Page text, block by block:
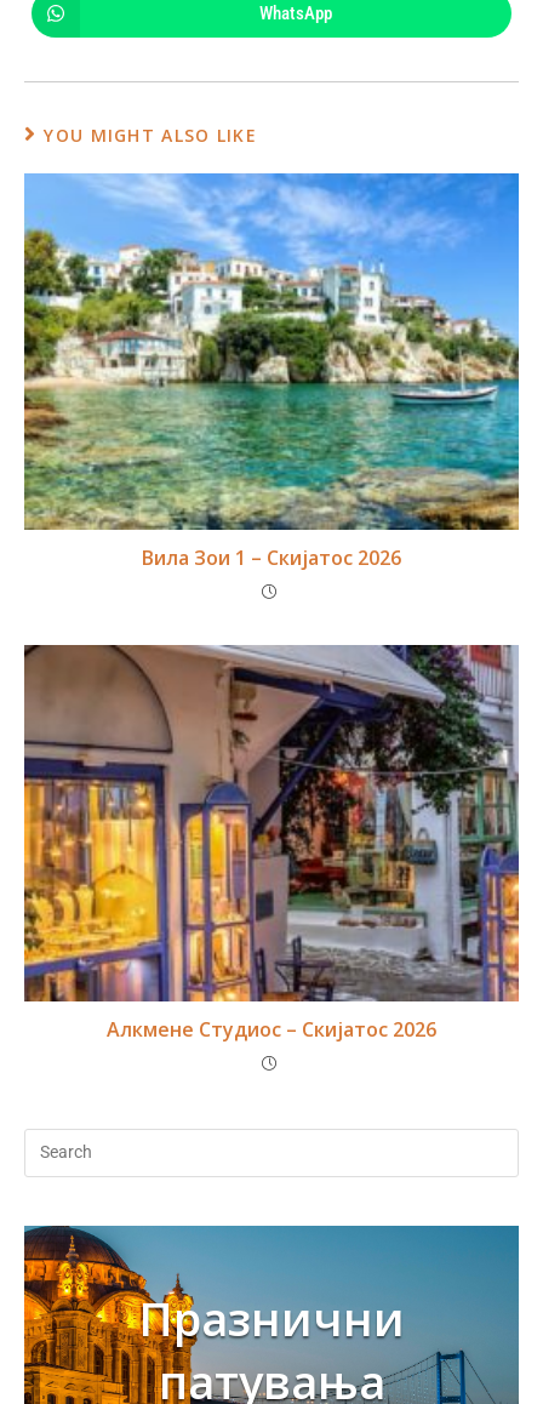
WhatsApp
YOU MIGHT ALSO LIKE
Вила Зои 1 – Скијатос 2026
Алкмене Студиос – Скијатос 2026
Празнични
патувања